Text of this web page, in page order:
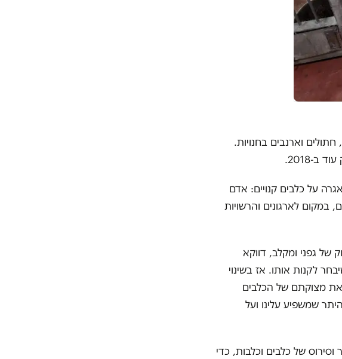
וארנבים בחנויות.
2018.
על כלבים קנויים: אדם
במקום לארגונים והרשויות
גפני ומקלב, דווקא
לקנות אותו. אז בשינוי
מצוקתם של הכלבים
שמשפיע עלינו ועל
וסירוס של כלבים וכלבות, כדי